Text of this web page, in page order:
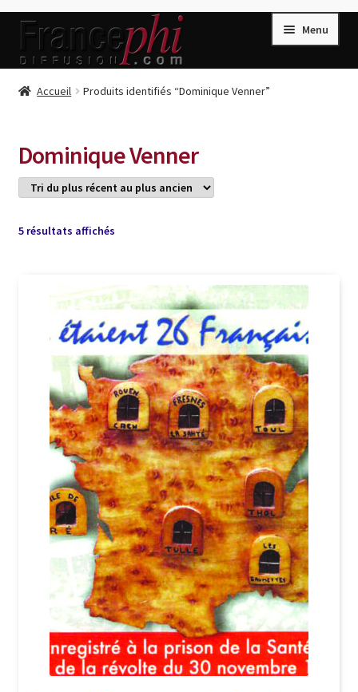
Aller
la
Aller
contenu
Menu
Accueil
Conditions de Vente
Connection
Listes d’Envies
Livres de Peter Randa
Livres de Philippe Randa
Login Customizer
Newsletter
Nous Contacter
Politique de confidentialité et cookies
Qui sommes-nous ?
Soutien à Philippe Randa
Suivi de la Commande
Accueil Produits identifiés “Dominique Venner”
Dominique Venner
5 résultats affichésTrié
récent
au
ancien